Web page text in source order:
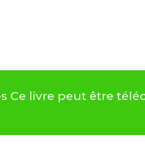
Ce livre peut être